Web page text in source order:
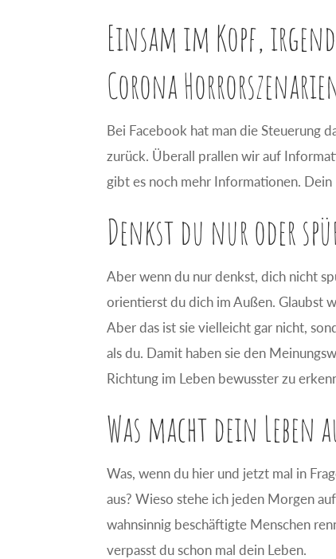
Einsam im Kopf,
Corona
Bei Facebook hat man die Steuerung
zurück. Überall prallen wir auf
gibt es noch mehr Informationen.
Denkst du nur oder
Aber wenn du nur denkst, dich nicht
orientierst du dich im Außen. Glaubst
Aber das ist sie vielleicht gar nicht,
als du. Damit haben sie den
Richtung im Leben bewusster zu
Was macht dein Leben
Was, wenn du hier und jetzt mal in
aus? Wieso stehe ich jeden Morgen
wahnsinnig beschäftigte Menschen
verpasst du schon mal dein Leben.